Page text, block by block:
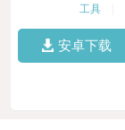
工具
安卓下载